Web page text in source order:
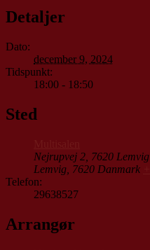
Detaljer
Dato:
december 9, 2024
Tidspunkt:
18:00 - 18:50
Sted
Nejrupvej 2, 7620 Lemvig
Lemvig 7620 Danmark
Telefon:
29638527
Arrangør